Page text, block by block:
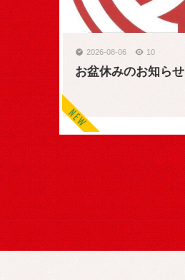
2026-08-06 10
お盆休みのお知らせ